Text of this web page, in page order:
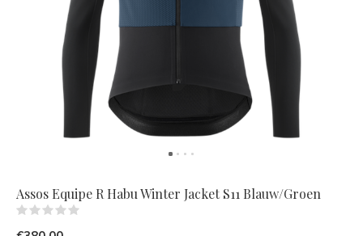
Assos Equipe R Habu Winter Jacket S11 Blauw/Groen